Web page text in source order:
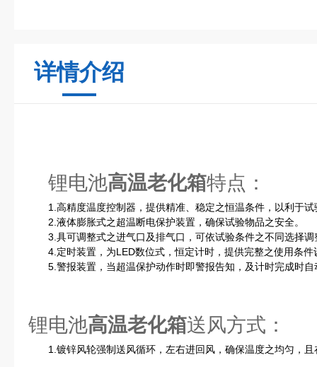
详情介绍
锂电池高温老化箱特点：
1.高精度温度控制器，提供精准、稳定之恒温条件，以利于试
2.液体膨胀式之超温断电保护装置，确保试验物品之安全。
3.具可调整式之进气口及排气口，可依试验条件之不同选择调
4.定时装置，为LED数位式，恒定计时，提供完整之使用条件
5.警报装置，当超温保护动作时即警报告知，及计时完成时自
锂电池高温老化箱送风方式：
1.镀锌风轮强制送风循环，左右进回风，确保温度之均匀，且